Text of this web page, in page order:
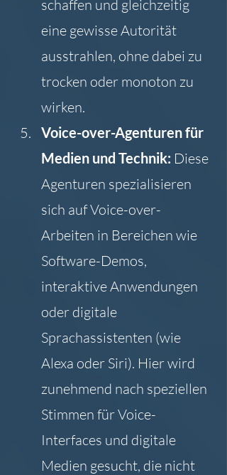
schaffen und gleichzeitig
eine gewisse Autorität
ausstrahlen, ohne dabei zu
trocken oder monoton zu
wirken.
Voice-over-Agenturen für
Medien und Technik: Diese
Agenturen spezialisieren
sich auf Voice-over-
Arbeiten in Bereichen wie
Software-Demos,
interaktive Anwendungen
oder digitale
Sprachassistenten (wie
Alexa oder Siri). Hier wird
zunehmend nach speziellen
Stimmen für Voice-
Interfaces und digitale
Medien gesucht, die nicht